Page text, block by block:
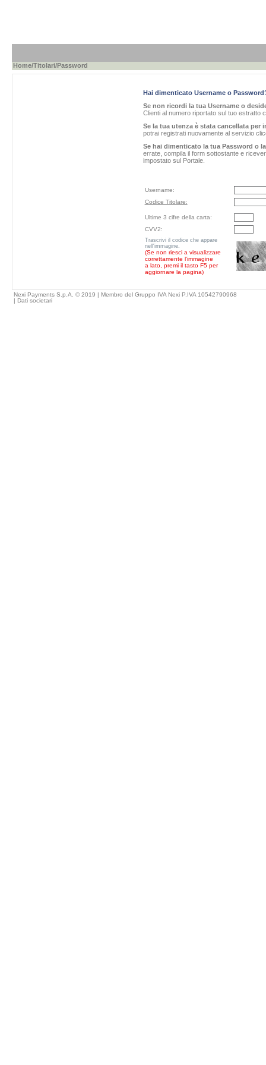
Home/Titolari/Password
Hai dimenticato Username o
Se non ricordi la tua Username o
Clienti al numero riportato sul tuo estratto
Se la tua utenza è stata cancellata per
potrai registrati nuovamente al servizio
Se hai dimenticato la tua Password o
errate, compila il form sottostante e
impostato sul Portale.
Username:
Codice Titolare:
Ultime 3 cifre della carta:
CVV2:
Trascrivi il codice che appare
nell'immagine.
(Se non riesci a visualizzare
correttamente l'immagine
a lato, premi il tasto F5 per
aggiornare la pagina)
Nexi Payments S.p.A. © 2019 | Membro del Gruppo IVA Nexi P.IVA 10542790968
| Dati societari